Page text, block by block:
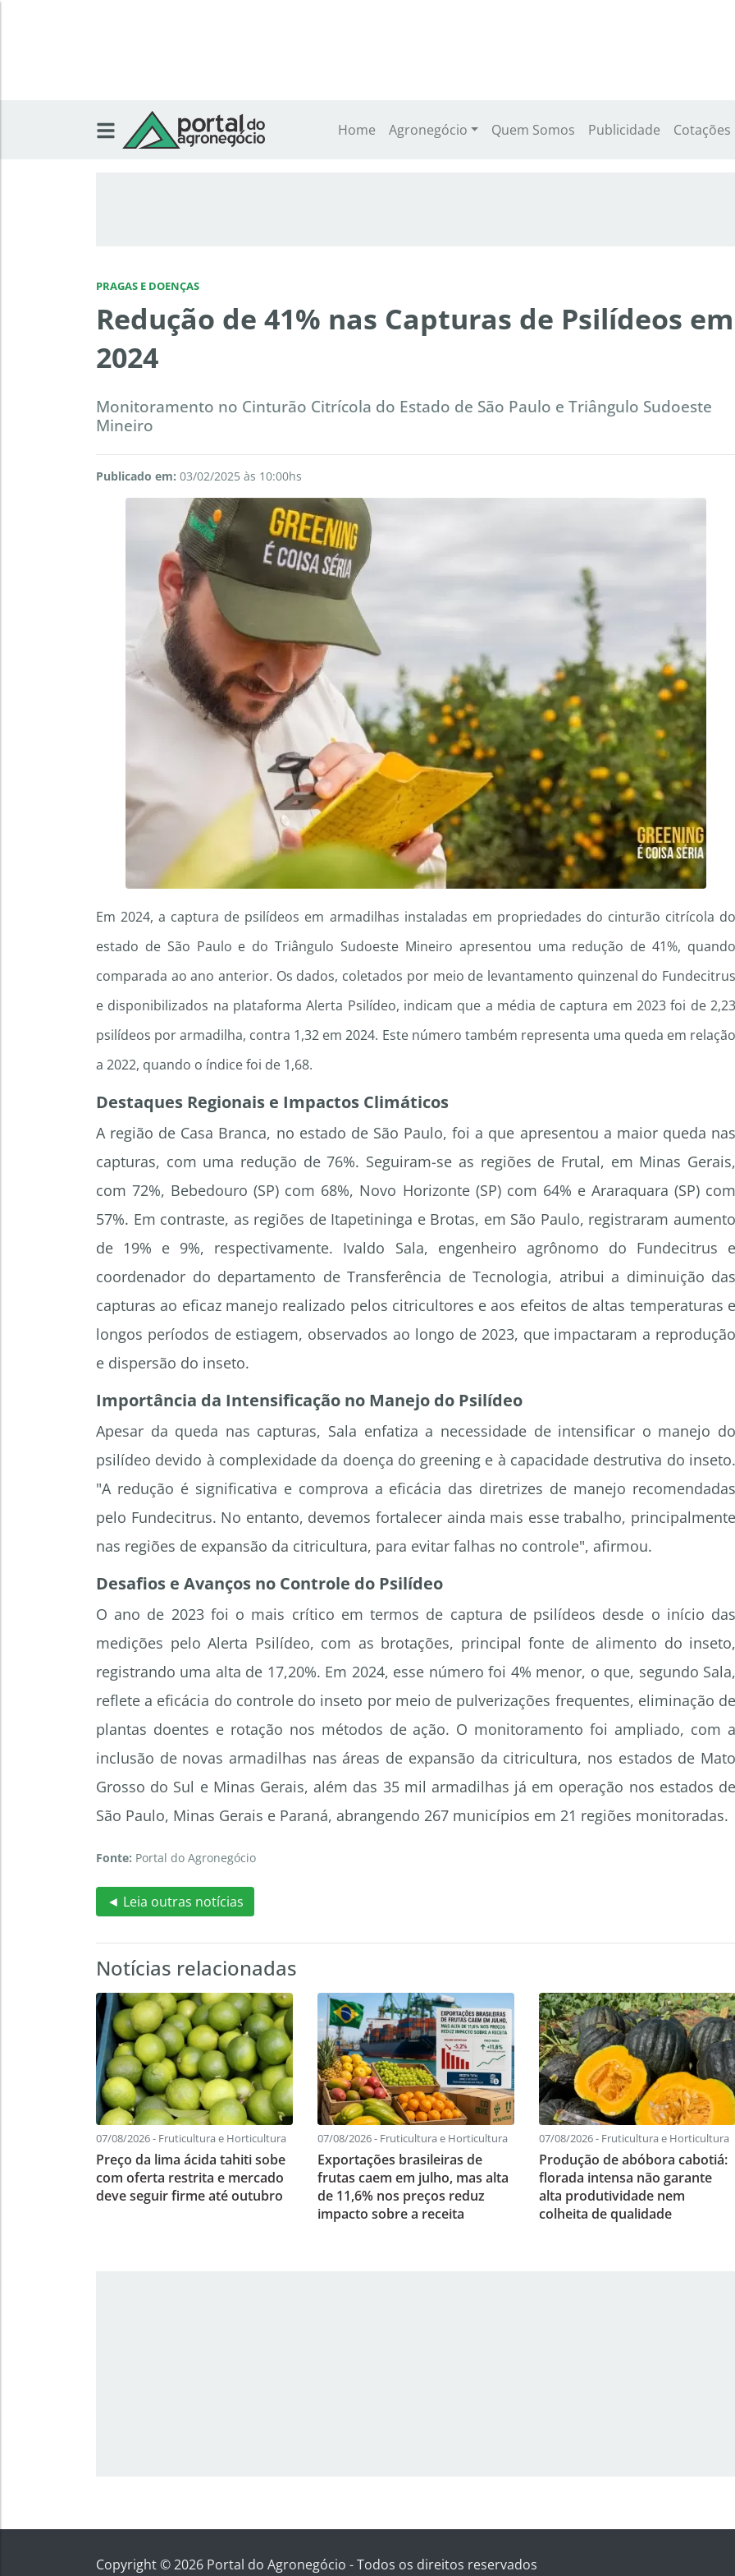
Home Agronegócio Quem Somos Publicidade Cotações
PRAGAS E DOENÇAS
Redução de 41% nas Capturas de Psilídeos em
2024
Monitoramento no Cinturão Citrícola do Estado de São Paulo e Triângulo Sudoeste
Mineiro
Publicado em: 03/02/2025 às 10:00hs
Em 2024, a captura de psilídeos em armadilhas instaladas em propriedades do cinturão citrícola do
estado de São Paulo e do Triângulo Sudoeste Mineiro apresentou uma redução de 41%, quando
comparada ao ano anterior. Os dados, coletados por meio de levantamento quinzenal do Fundecitrus
e disponibilizados na plataforma Alerta Psilídeo, indicam que a média de captura em 2023 foi de 2,23
psilídeos por armadilha, contra 1,32 em 2024. Este número também representa uma queda em relação
a 2022, quando o índice foi de 1,68.
Destaques Regionais e Impactos Climáticos
A região de Casa Branca, no estado de São Paulo, foi a que apresentou a maior queda nas
capturas, com uma redução de 76%. Seguiram-se as regiões de Frutal, em Minas Gerais,
com 72%, Bebedouro (SP) com 68%, Novo Horizonte (SP) com 64% e Araraquara (SP) com
57%. Em contraste, as regiões de Itapetininga e Brotas, em São Paulo, registraram aumento
de 19% e 9%, respectivamente. Ivaldo Sala, engenheiro agrônomo do Fundecitrus e
coordenador do departamento de Transferência de Tecnologia, atribui a diminuição das
capturas ao eficaz manejo realizado pelos citricultores e aos efeitos de altas temperaturas e
longos períodos de estiagem, observados ao longo de 2023, que impactaram a reprodução
e dispersão do inseto.
Importância da Intensificação no Manejo do Psilídeo
Apesar da queda nas capturas, Sala enfatiza a necessidade de intensificar o manejo do
psilídeo devido à complexidade da doença do greening e à capacidade destrutiva do inseto.
"A redução é significativa e comprova a eficácia das diretrizes de manejo recomendadas
pelo Fundecitrus. No entanto, devemos fortalecer ainda mais esse trabalho, principalmente
nas regiões de expansão da citricultura, para evitar falhas no controle", afirmou.
Desafios e Avanços no Controle do Psilídeo
O ano de 2023 foi o mais crítico em termos de captura de psilídeos desde o início das
medições pelo Alerta Psilídeo, com as brotações, principal fonte de alimento do inseto,
registrando uma alta de 17,20%. Em 2024, esse número foi 4% menor, o que, segundo Sala,
reflete a eficácia do controle do inseto por meio de pulverizações frequentes, eliminação de
plantas doentes e rotação nos métodos de ação. O monitoramento foi ampliado, com a
inclusão de novas armadilhas nas áreas de expansão da citricultura, nos estados de Mato
Grosso do Sul e Minas Gerais, além das 35 mil armadilhas já em operação nos estados de
São Paulo, Minas Gerais e Paraná, abrangendo 267 municípios em 21 regiões monitoradas.
Fonte: Portal do Agronegócio
◄ Leia outras notícias
Notícias relacionadas
07/08/2026 - Fruticultura e Horticultura
Preço da lima ácida tahiti sobe
com oferta restrita e mercado
deve seguir firme até outubro
07/08/2026 - Fruticultura e Horticultura
Exportações brasileiras de
frutas caem em julho, mas alta
de 11,6% nos preços reduz
impacto sobre a receita
07/08/2026 - Fruticultura e Horticultura
Produção de abóbora cabotiá:
florada intensa não garante
alta produtividade nem
colheita de qualidade
Copyright © 2026 Portal do Agronegócio - Todos os direitos reservados